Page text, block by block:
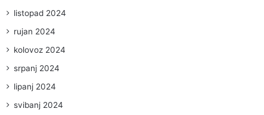
listopad 2024
rujan 2024
kolovoz 2024
srpanj 2024
lipanj 2024
svibanj 2024